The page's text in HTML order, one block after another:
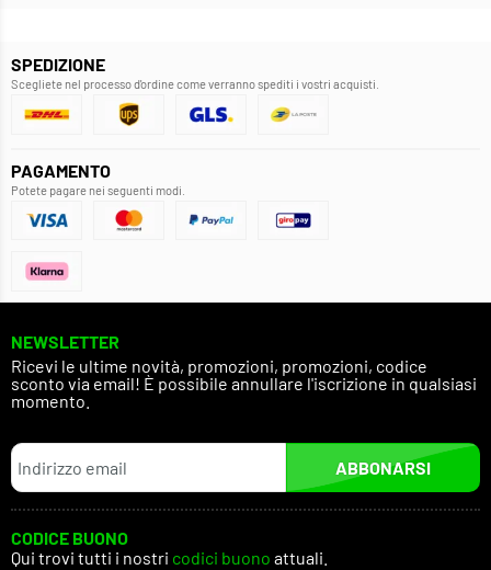
SPEDIZIONE
Scegliete nel processo d'ordine come verranno spediti i vostri acquisti.
PAGAMENTO
Potete pagare nei seguenti modi.
NEWSLETTER
Ricevi le ultime novità, promozioni, promozioni, codice
sconto via email! È possibile annullare l'iscrizione in qualsiasi
momento.
ABBONARSI
CODICE BUONO
Qui trovi tutti i nostri codici buono attuali.